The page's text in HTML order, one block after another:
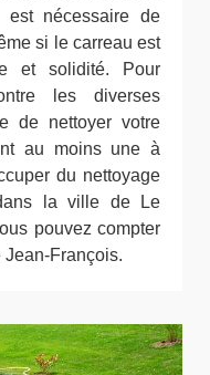
est nécessaire de
si le carreau est
et solidité. Pour
les diverses
de nettoyer votre
au moins une à
du nettoyage
la ville de Le
pouvez compter
Jean-François.